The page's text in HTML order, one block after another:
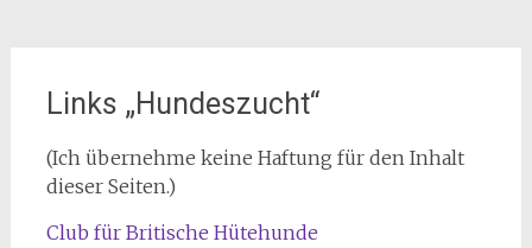
Links „Hundeszucht“
(Ich übernehme keine Haftung für den Inhalt
dieser Seiten.)
Club für Britische Hütehunde